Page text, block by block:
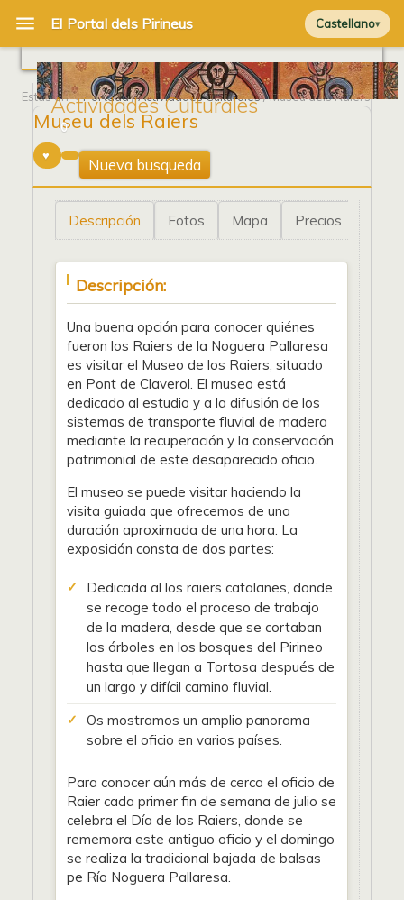
Castellano
Actividades Culturales
Estás en Portada/Actividades Culturales/ Museu dels Raiers
Museu dels Raiers
0
Nueva busqueda
Descripción Fotos Mapa Precios
Descripción:
Una buena opción para conocer quiénes
fueron los Raiers de la Noguera Pallaresa
es visitar el Museo de los Raiers, situado
en Pont de Claverol. El museo está
dedicado al estudio y a la difusión de los
sistemas de transporte fluvial de madera
mediante la recuperación y la conservación
patrimonial de este desaparecido oficio.
El museo se puede visitar haciendo la
visita guiada que ofrecemos de una
duración aproximada de una hora. La
exposición consta de dos partes:
Dedicada al los raiers catalanes, donde
se recoge todo el proceso de trabajo
de la madera, desde que se cortaban
los árboles en los bosques del Pirineo
hasta que llegan a Tortosa después de
un largo y difícil camino fluvial.
Os mostramos un amplio panorama
sobre el oficio en varios países.
Para conocer aún más de cerca el oficio de
Raier cada primer fin de semana de julio se
celebra el Día de los Raiers, donde se
rememora este antiguo oficio y el domingo
se realiza la tradicional bajada de balsas
pe Río Noguera Pallaresa.